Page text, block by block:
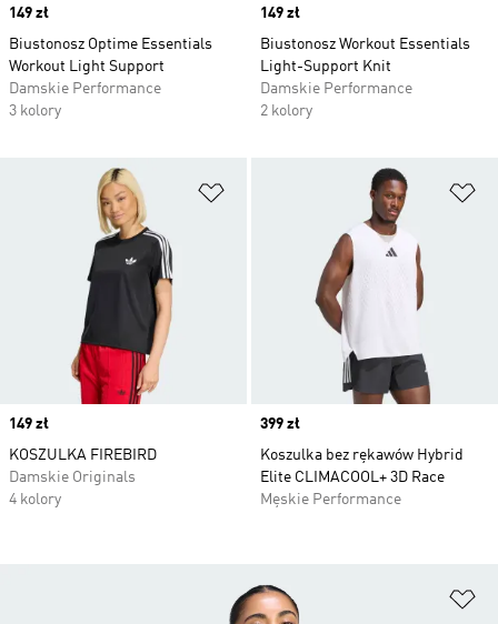
Price
149 zł
Biustonosz Optime Essentials
Workout Light Support
Damskie Performance
3 kolory
Price
149 zł
Biustonosz Workout Essentials
Light-Support Knit
Damskie Performance
2 kolory
Dodaj do listy życzeń
Price
149 zł
KOSZULKA FIREBIRD
Damskie Originals
4 kolory
Price
399 zł
Koszulka bez rękawów Hybrid
Elite CLIMACOOL+ 3D Race
Męskie Performance